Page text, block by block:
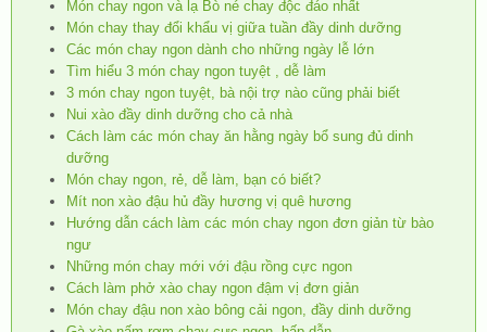
Món chay ngon và lạ Bò né chay độc đáo nhất
Món chay thay đổi khẩu vị giữa tuần đầy dinh dưỡng
Các món chay ngon dành cho những ngày lễ lớn
Tìm hiểu 3 món chay ngon tuyệt , dễ làm
3 món chay ngon tuyệt, bà nội trợ nào cũng phải biết
Nui xào đầy dinh dưỡng cho cả nhà
Cách làm các món chay ăn hằng ngày bổ sung đủ dinh
dưỡng
Món chay ngon, rẻ, dễ làm, bạn có biết?
Mít non xào đậu hủ đầy hương vị quê hương
Hướng dẫn cách làm các món chay ngon đơn giản từ bào
ngư
Những món chay mới với đậu rồng cực ngon
Cách làm phở xào chay ngon đậm vị đơn giản
Món chay đậu non xào bông cải ngon, đầy dinh dưỡng